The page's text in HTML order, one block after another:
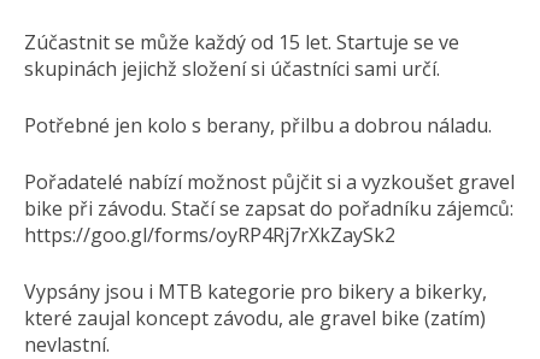
Zúčastnit se může každý od 15 let. Startuje se ve
skupinách jejichž složení si účastníci sami určí.
Potřebné jen kolo s berany, přilbu a dobrou náladu.
Pořadatelé nabízí možnost půjčit si a vyzkoušet gravel
bike při závodu. Stačí se zapsat do pořadníku zájemců:
https://goo.gl/forms/oyRP4Rj7rXkZaySk2
Vypsány jsou i MTB kategorie pro bikery a bikerky,
které zaujal koncept závodu, ale gravel bike (zatím)
nevlastní.